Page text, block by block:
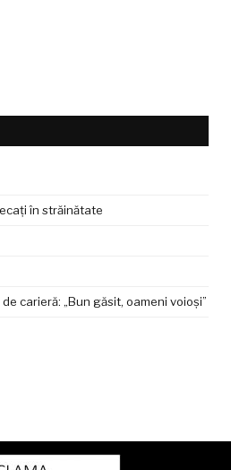
în străinătate
carieră: „Bun găsit, oameni voioși”